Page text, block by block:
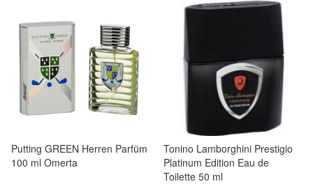
Putting GREEN Herren Parfüm
100 ml Omerta
Tonino Lamborghini Prestigio
Platinum Edition Eau de
Toilette 50 ml